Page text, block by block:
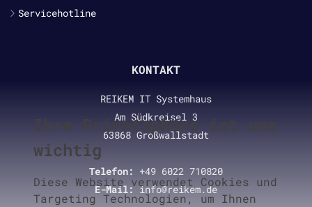
Ihre Privatsphäre ist uns
wichtig
Diese Website verwendet Cookies und
Targeting Technologien, um Ihnen
Servicehotline
KONTAKT
REIKEM IT Systemhaus
Am Südkreisel 3
63868 Großwallstadt
Telefon: +49 6022 710820
E-Mail:info@reikem.de